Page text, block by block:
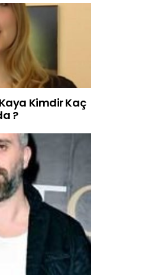
Kimdir Kaç
?